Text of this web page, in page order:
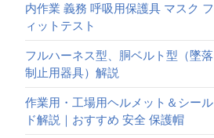
内作業 義務 呼吸用保護具 マスク フ
ィットテスト
フルハーネス型、胴ベルト型（墜落
制止用器具）解説
作業用・工場用ヘルメット＆シール
ド解説｜おすすめ 安全 保護帽